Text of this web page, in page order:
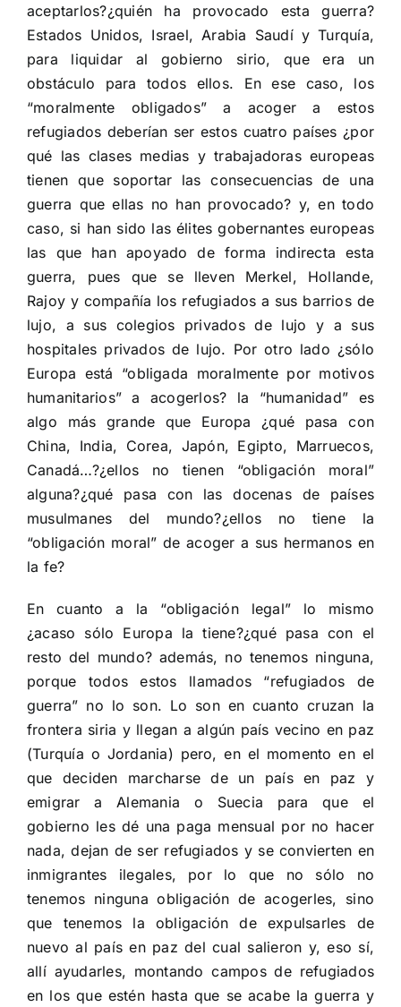
aceptarlos?¿quién ha provocado esta guerra?
Estados Unidos, Israel, Arabia Saudí y Turquía,
para liquidar al gobierno sirio, que era un
obstáculo para todos ellos. En ese caso, los
“moralmente obligados” a acoger a estos
refugiados deberían ser estos cuatro países ¿por
qué las clases medias y trabajadoras europeas
tienen que soportar las consecuencias de una
guerra que ellas no han provocado? y, en todo
caso, si han sido las élites gobernantes europeas
las que han apoyado de forma indirecta esta
guerra, pues que se lleven Merkel, Hollande,
Rajoy y compañía los refugiados a sus barrios de
lujo, a sus colegios privados de lujo y a sus
hospitales privados de lujo. Por otro lado ¿sólo
Europa está “obligada moralmente por motivos
humanitarios” a acogerlos? la “humanidad” es
algo más grande que Europa ¿qué pasa con
China, India, Corea, Japón, Egipto, Marruecos,
Canadá…?¿ellos no tienen “obligación moral”
alguna?¿qué pasa con las docenas de países
musulmanes del mundo?¿ellos no tiene la
“obligación moral” de acoger a sus hermanos en
la fe?
En cuanto a la “obligación legal” lo mismo
¿acaso sólo Europa la tiene?¿qué pasa con el
resto del mundo? además, no tenemos ninguna,
porque todos estos llamados “refugiados de
guerra” no lo son. Lo son en cuanto cruzan la
frontera siria y llegan a algún país vecino en paz
(Turquía o Jordania) pero, en el momento en el
que deciden marcharse de un país en paz y
emigrar a Alemania o Suecia para que el
gobierno les dé una paga mensual por no hacer
nada, dejan de ser refugiados y se convierten en
inmigrantes ilegales, por lo que no sólo no
tenemos ninguna obligación de acogerles, sino
que tenemos la obligación de expulsarles de
nuevo al país en paz del cual salieron y, eso sí,
allí ayudarles, montando campos de refugiados
en los que estén hasta que se acabe la guerra y